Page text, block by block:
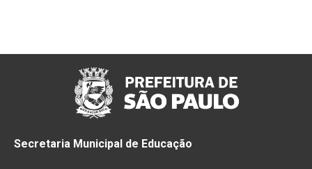
Secretaria Municipal de Educação